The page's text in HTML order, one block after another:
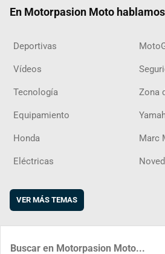
En Motorpasion Moto
Deportivas
Vídeos
Tecnología Zona
Equipamiento
Honda Marc
Eléctricas
VER MÁS TEMAS